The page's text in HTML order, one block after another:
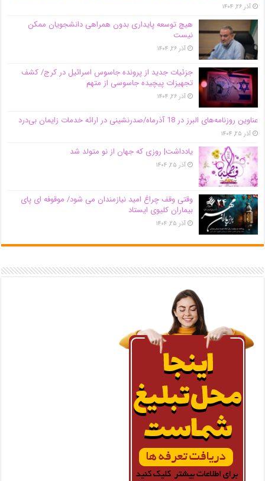
آذر ۲۶, ۱۴۰۴
هیچ توسعه پایداری بدون همراهی دانشجویان ممکن
نیست
آذر ۲۶, ۱۴۰۴
جزئیات جدید از پرونده جاسوس اسرائیل در کرج/‌ کشف
تجهیزات پیچیده جاسوسی از متهم
آذر ۲۶, ۱۴۰۴
عناوین روزنامه‌های البرز در ‌18 آذرماه/صدرنشینی در ارائه خدمات زایمان بی‌درد
آذر ۲۵, ۱۴۰۴
یادداشت| روزی که جهان از نو متولد شد
آذر ۲۵, ۱۴۰۴
وقتی وقف چراغ امید نیازمندان می شود/ موقوفه ای پای
بیماران کلیوی ایستاد
آذر ۲۵, ۱۴۰۴